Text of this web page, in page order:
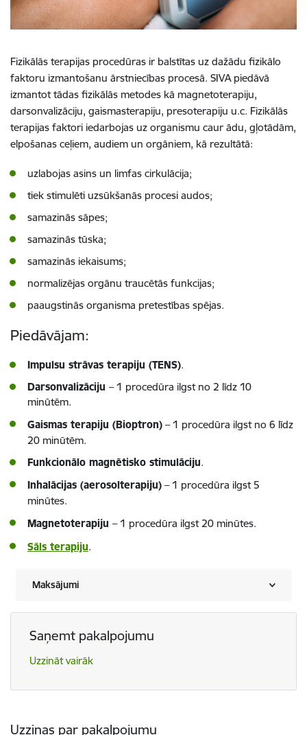
Fizikālās terapijas procedūras ir balstītas uz dažādu fizikālo
faktoru izmantošanu ārstniecības procesā. SIVA piedāvā
izmantot tādas fizikālās metodes kā magnetoterapiju,
darsonvalizāciju, gaismasterapiju, presoterapiju u.c. Fizikālās
terapijas faktori iedarbojas uz organismu caur ādu, gļotādām,
elpošanas ceļiem, audiem un orgāniem, kā rezultātā:
uzlabojas asins un limfas cirkulācija;
tiek stimulēti uzsūkšanās procesi audos;
samazinās sāpes;
samazinās tūska;
samazinās iekaisums;
normalizējas orgānu traucētās funkcijas;
paaugstinās organisma pretestības spējas.
Piedāvājam:
Impulsu strāvas terapiju (TENS).
Darsonvalizāciju – 1 procedūra ilgst no 2 līdz 10
minūtēm.
Gaismas terapiju (Bioptron) –1 procedūra ilgst no 6 līdz
20 minūtēm.
Funkcionālo magnētisko stimulāciju.
Inhalācijas (aerosolterapiju) –1 procedūra ilgst 5
minūtes.
Magnetoterapiju –1 procedūra ilgst 20 minūtes.
Sāls terapiju.
Maksājumi
Saņemt pakalpojumu
Uzzināt vairāk
Uzziņas par pakalpojumu